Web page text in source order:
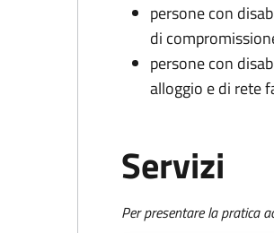
persone con
di
persone con
alloggio e di rete
Servizi
Per presentare la pratica